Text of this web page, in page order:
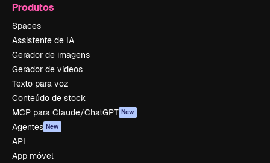
Produtos
Spaces
Assistente de IA
Gerador de imagens
Gerador de vídeos
Texto para voz
Conteúdo de stock
MCP para Claude/ChatGPT New
Agentes New
API
App móvel